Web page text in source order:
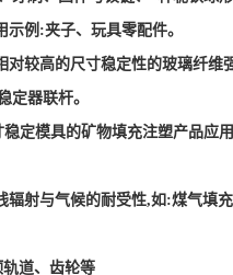
例:夹子、玩具零配件。
较高的尺寸稳定性的玻璃纤维
定器联杆。
定模具的矿物填充注塑产品应
射与气候的耐受性,如:煤气填
道、齿轮等